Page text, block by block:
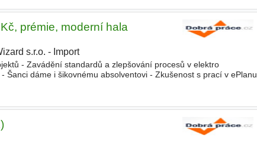
prémie, moderní hala
s.r.o. - Import
- Zavádění standardů a zlepšování procesů v elektro
Šanci dáme i šikovnému absolventovi - Zkušenost s prací v ePlanu